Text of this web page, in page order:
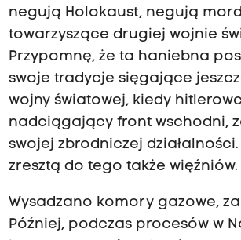
negują Holokaust, negują
towarzyszące drugiej wojnie
Przypomnę, że ta haniebna
swoje tradycje sięgające
wojny światowej, kiedy
nadciągający front wschodni,
swojej zbrodniczej
zresztą do tego także więźniów.
Wysadzano komory gazowe,
Później, podczas procesów w